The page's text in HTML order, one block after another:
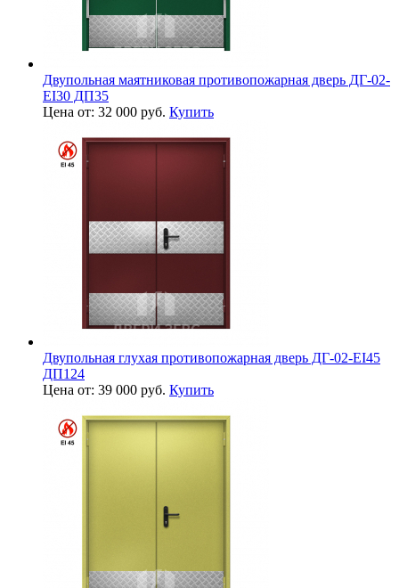
Двупольная маятниковая противопожарная дверь ДГ-02-
EI30 ДП35
Цена от: 32 000 руб. Купить
Двупольная глухая противопожарная дверь ДГ-02-EI45
ДП124
Цена от: 39 000 руб. Купить